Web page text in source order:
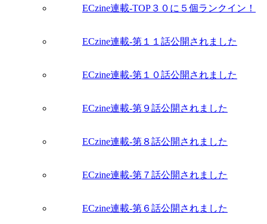
ECzine連載-TOP３０に５個ランクイン！
ECzine連載-第１１話公開されました
ECzine連載-第１０話公開されました
ECzine連載-第９話公開されました
ECzine連載-第８話公開されました
ECzine連載-第７話公開されました
ECzine連載-第６話公開されました